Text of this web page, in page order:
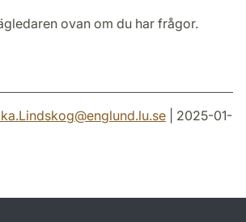
ovan om du har frågor.
@englund.lu.se | 2025-01-